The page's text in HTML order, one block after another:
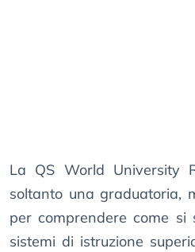
La QS World University
soltanto una graduatoria,
per comprendere come
sistemi di istruzione